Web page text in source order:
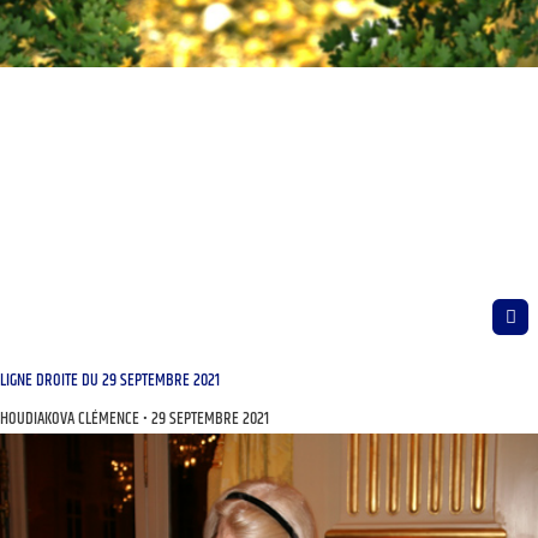
LIGNE DROITE DU 29 SEPTEMBRE 2021
HOUDIAKOVA CLÉMENCE 29 SEPTEMBRE 2021